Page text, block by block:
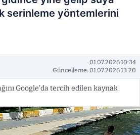
serinleme yöntemlerini
01.07.2026 10:34
Güncelleme: 01.07.2026 13:20
Google'da tercih edilen kaynak